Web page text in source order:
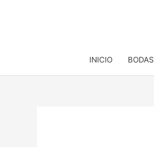
INICIO BODAS